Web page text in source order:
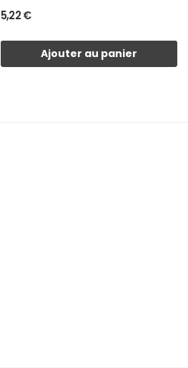
5,22 €
Ajouter au panier